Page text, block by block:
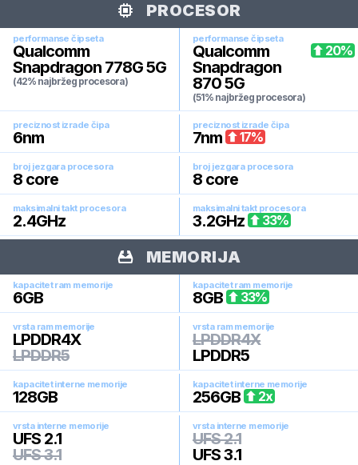
PROCESOR
performanse čipseta
Qualcomm
Snapdragon 778G 5G
(42% najbržeg procesora)
performanse čipseta
Qualcomm
Snapdragon
870 5G
(51% najbržeg procesora)
20%
preciznost izrade čipa
6nm
preciznost izrade čipa
7nm 17%
broj jezgara procesora
8 core
broj jezgara procesora
8 core
maksimalni takt procesora
2.4GHz
maksimalni takt procesora
3.2GHz 33%
MEMORIJA
kapacitet ram memorije
6GB
kapacitet ram memorije
8GB 33%
vrsta ram memorije
LPDDR4X
LPDDR5
vrsta ram memorije
LPDDR4X
LPDDR5
kapacitet interne memorije
128GB
kapacitet interne memorije
256GB 2x
vrsta interne memorije
UFS 2.1
UFS 3.1
vrsta interne memorije
UFS 2.1
UFS 3.1